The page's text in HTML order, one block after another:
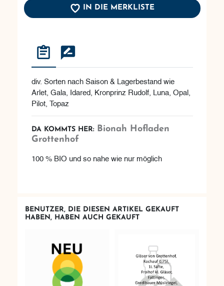
IN DIE MERKLISTE
div. Sorten nach Saison & Lagerbestand wie
Arlet, Gala, Idared, Kronprinz Rudolf, Luna, Opal,
Pilot, Topaz
DA KOMMTS HER: Bionah Hofladen
Grottenhof
100 % BIO und so nahe wie nur möglich
BENUTZER, DIE DIESEN ARTIKEL GEKAUFT
HABEN, HABEN AUCH GEKAUFT